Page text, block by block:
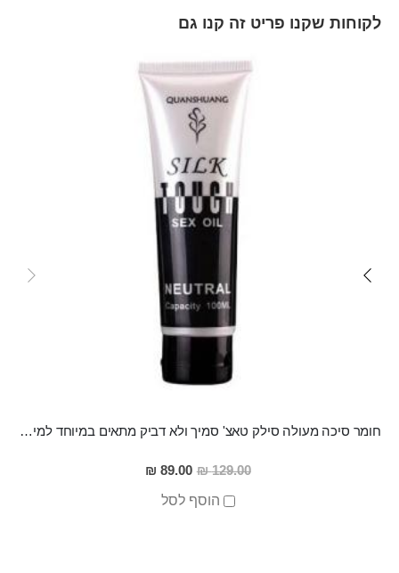
לקוחות שקנו פריט זה קנו גם
חומר סיכה מעולה סילק טאצ' סמיך ולא דביק מתאים במיוחד למין אנאלי
129.00 ₪
מחיר
מבצע
89.00 ₪
הוסף לסל